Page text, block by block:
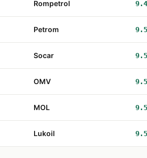
Rompetrol
Petrom
Socar
OMV
MOL
Lukoil